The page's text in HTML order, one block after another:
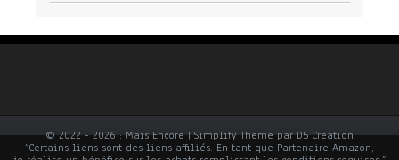
© 2022 - 2026 : Mais Encore | Simplify Theme par D5 Creation
“Certains liens sont des liens affiliés. En tant que Partenaire Amazon,